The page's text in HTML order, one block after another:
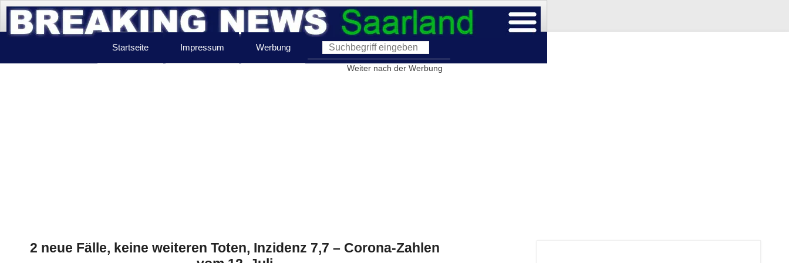
Startseite Impressum Werbung
Weiter nach der Werbung
2 neue Fälle, keine weiteren Toten, Inzidenz 7,7 – Corona-Zahlen